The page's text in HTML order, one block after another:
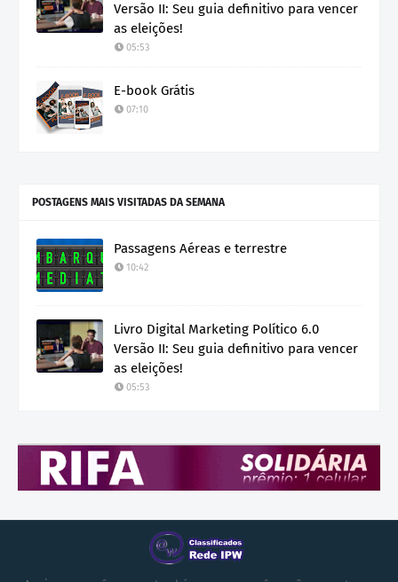
Versão II: Seu guia definitivo para vencer
as eleições!
05:53
E-book Grátis
07:10
POSTAGENS MAIS VISITADAS DA SEMANA
Passagens Aéreas e terrestre
10:42
Livro Digital Marketing Político 6.0
Versão II: Seu guia definitivo para vencer
as eleições!
05:53